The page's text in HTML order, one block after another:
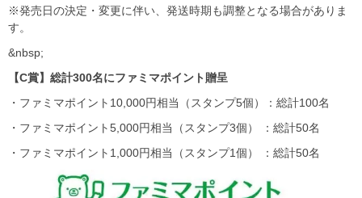
※発売日の決定・変更に伴い、発送時期も調整となる場合がありま
す。
&nbsp;
【C賞】総計300名にファミマポイント贈呈
・ファミマポイント10,000円相当（スタンプ5個）：総計100名
・ファミマポイント5,000円相当（スタンプ3個） ：総計50名
・ファミマポイント1,000円相当（スタンプ1個） ：総計50名